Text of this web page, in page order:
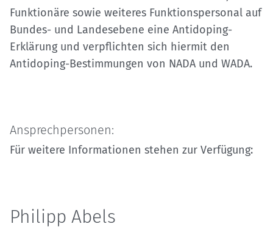
Funktionäre sowie weiteres Funktionspersonal auf
Bundes- und Landesebene eine Antidoping-
Erklärung und verpflichten sich hiermit den
Antidoping-Bestimmungen von NADA und WADA.
Ansprechpersonen:
Für weitere Informationen stehen zur Verfügung:
Philipp Abels